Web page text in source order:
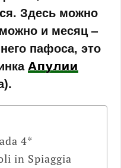
Здесь можно
и месяц ‒
пафоса, это
Апулии
4*
in Spiaggia